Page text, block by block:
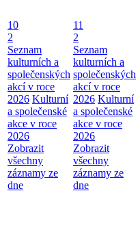
10
2
Seznam
kulturních a
společenských
akcí v roce
2026 Kulturní
a společenské
akce v roce
2026
Zobrazit
všechny
záznamy ze
dne
11
2
Seznam
kulturních a
společenských
akcí v roce
2026 Kulturní
a společenské
akce v roce
2026
Zobrazit
všechny
záznamy ze
dne